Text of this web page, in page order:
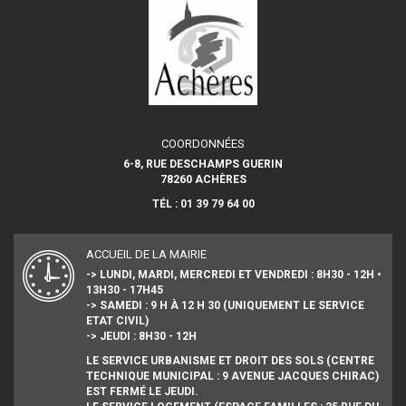
COORDONNÉES
6-8, RUE DESCHAMPS GUERIN
78260 ACHÈRES
TÉL : 01 39 79 64 00
ACCUEIL DE LA MAIRIE
-> LUNDI, MARDI, MERCREDI ET VENDREDI : 8H30 - 12H •
13H30 - 17H45
-> SAMEDI : 9 H À 12 H 30 (UNIQUEMENT LE SERVICE
ETAT CIVIL)
-> JEUDI : 8H30 - 12H
LE SERVICE URBANISME ET DROIT DES SOLS (CENTRE
TECHNIQUE MUNICIPAL : 9 AVENUE JACQUES CHIRAC)
EST FERMÉ LE JEUDI.